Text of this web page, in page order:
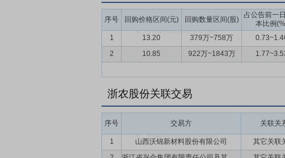
运营）20家农事服务中心，在全国主要省市区
浙江省杭州、宁波、绍兴、台州、金华、丽水
在区域内形成了网络集群效应，提升了公司的整
要点12： 股利分配
在保证公司正常经营业务
序号 回购价格区间(元) 回购数量区间(股)
占公告前一
本比例
1 13.20 379万~758万
2
10.85 922万~1843万
浙农股份关联交易
序号 交易方 关联关
1 山西沃锦新材料股份有限公司 其它关联